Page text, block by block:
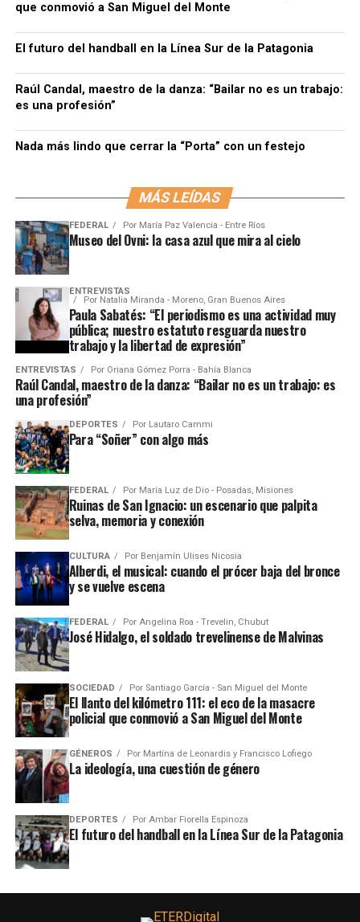
que conmovió a San Miguel del Monte
El futuro del handball en la Línea Sur de la Patagonia
Raúl Candal, maestro de la danza: “Bailar no es un trabajo:
es una profesión”
Nada más lindo que cerrar la “Porta” con un festejo
MÁS LEÍDAS
FEDERAL Por María Paz Valencia - Entre Ríos
Museo del Ovni: la casa azul que mira al cielo
ENTREVISTAS
Por Natalia Miranda - Moreno, Gran Buenos Aires
Paula Sabatés: “El periodismo es una actividad muy
pública; nuestro estatuto resguarda nuestro
trabajo y la libertad de expresión”
ENTREVISTAS Por Oriana Gómez Porra - Bahía Blanca
Raúl Candal, maestro de la danza: “Bailar no es un trabajo: es
una profesión”
DEPORTES Por Lautaro Cammi
Para “Soñer” con algo más
FEDERAL Por María Luz de Dio - Posadas, Misiones
Ruinas de San Ignacio: un escenario que palpita
selva, memoria y conexión
CULTURA Por Benjamín Ulises Nicosia
Alberdi, el musical: cuando el prócer baja del bronce
y se vuelve escena
FEDERAL Por Angelina Roa - Trevelin, Chubut
José Hidalgo, el soldado trevelinense de Malvinas
SOCIEDAD Por Santiago García - San Miguel del Monte
El llanto del kilómetro 111: el eco de la masacre
policial que conmovió a San Miguel del Monte
GÉNEROS Por Martína de Leonardis y Francisco Lofiego
La ideología, una cuestión de género
DEPORTES Por Ambar Fiorella Espinoza
El futuro del handball en la Línea Sur de la Patagonia